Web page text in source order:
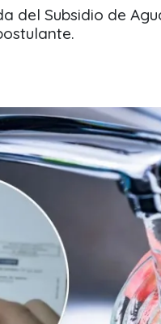
del Subsidio de